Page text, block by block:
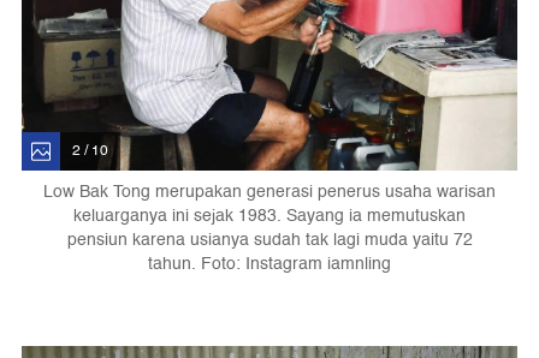
2 / 10
Low Bak Tong merupakan generasi penerus usaha warisan
keluarganya ini sejak 1983. Sayang ia memutuskan
pensiun karena usianya sudah tak lagi muda yaitu 72
tahun. Foto: Instagram iamnling